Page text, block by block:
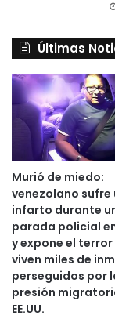
Últimas
Murió de miedo:
venezolano sufre
infarto durante
parada policial
y expone el terror
viven miles de
perseguidos por
presión
EE.UU.